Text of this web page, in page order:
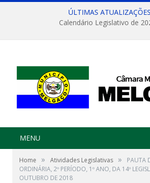
ÚLTIMAS
Calendário Legislativo de
MENU
Home » Atividades Legislativas »
PAUTA
ORDINÁRIA, 2º PERÍODO, 1º ANO, DA 14º
OUTUBRO DE 2018